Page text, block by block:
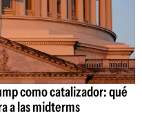
como catalizador: qué
a las midterms